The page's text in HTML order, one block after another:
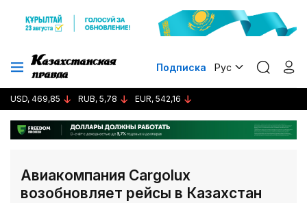
Подписка Рус
USD, 469,85 RUB, 5,78 EUR, 542,16
Авиакомпания Cargolux
возобновляет рейсы в Казахстан